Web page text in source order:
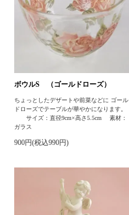
ボウルS （ゴールドローズ）
ちょっとしたデザートや前菜などに ゴール
ドローズでテーブルが華やかになります。
サイズ：直径9cm×高さ5.5cm 素材：
ガラス
900円(税込990円)